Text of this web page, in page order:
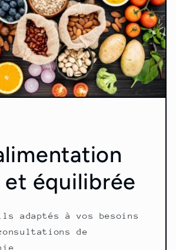
et équilibrée
adaptés à vos besoins
de